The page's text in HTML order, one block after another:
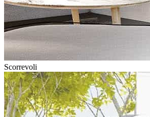
Scorrevoli